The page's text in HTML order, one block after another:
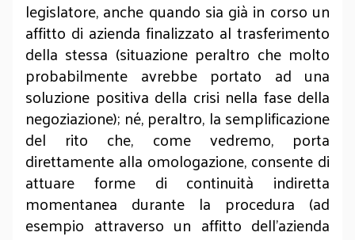
legislatore, anche quando sia già in corso un
affitto di azienda finalizzato al trasferimento
della stessa (situazione peraltro che molto
probabilmente avrebbe portato ad una
soluzione positiva della crisi nella fase della
negoziazione); né, peraltro, la semplificazione
del rito che, come vedremo, porta
direttamente alla omologazione, consente di
attuare forme di continuità indiretta
momentanea durante la procedura (ad
esempio attraverso un affitto dell’azienda